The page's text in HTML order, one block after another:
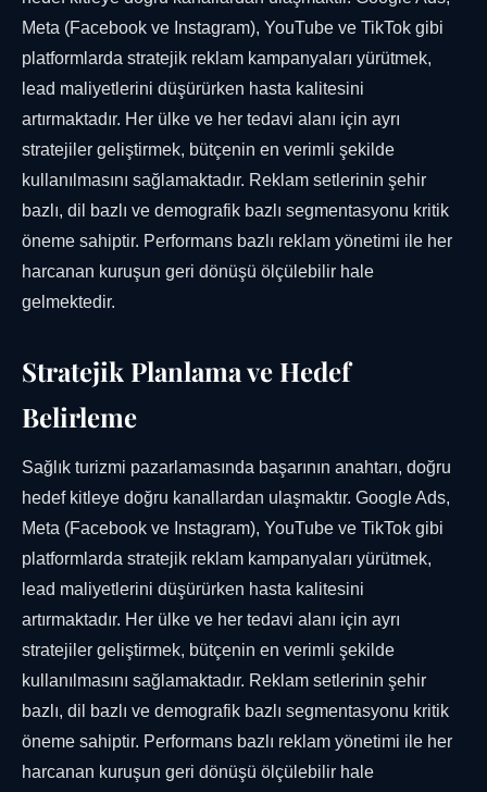
Meta (Facebook ve Instagram), YouTube ve TikTok gibi
platformlarda stratejik reklam kampanyaları yürütmek,
lead maliyetlerini düşürürken hasta kalitesini
artırmaktadır. Her ülke ve her tedavi alanı için ayrı
stratejiler geliştirmek, bütçenin en verimli şekilde
kullanılmasını sağlamaktadır. Reklam setlerinin şehir
bazlı, dil bazlı ve demografik bazlı segmentasyonu kritik
öneme sahiptir. Performans bazlı reklam yönetimi ile her
harcanan kuruşun geri dönüşü ölçülebilir hale
gelmektedir.
Stratejik Planlama ve Hedef
Belirleme
Sağlık turizmi pazarlamasında başarının anahtarı, doğru
hedef kitleye doğru kanallardan ulaşmaktır. Google Ads,
Meta (Facebook ve Instagram), YouTube ve TikTok gibi
platformlarda stratejik reklam kampanyaları yürütmek,
lead maliyetlerini düşürürken hasta kalitesini
artırmaktadır. Her ülke ve her tedavi alanı için ayrı
stratejiler geliştirmek, bütçenin en verimli şekilde
kullanılmasını sağlamaktadır. Reklam setlerinin şehir
bazlı, dil bazlı ve demografik bazlı segmentasyonu kritik
öneme sahiptir. Performans bazlı reklam yönetimi ile her
harcanan kuruşun geri dönüşü ölçülebilir hale